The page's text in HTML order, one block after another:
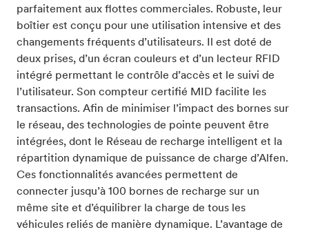
parfaitement aux flottes commerciales. Robuste, leur
boîtier est conçu pour une utilisation intensive et des
changements fréquents d’utilisateurs. Il est doté de
deux prises, d’un écran couleurs et d’un lecteur RFID
intégré permettant le contrôle d’accès et le suivi de
l’utilisateur. Son compteur certifié MID facilite les
transactions. Afin de minimiser l’impact des bornes sur
le réseau, des technologies de pointe peuvent être
intégrées, dont le Réseau de recharge intelligent et la
répartition dynamique de puissance de charge d’Alfen.
Ces fonctionnalités avancées permettent de
connecter jusqu’à 100 bornes de recharge sur un
même site et d’équilibrer la charge de tous les
véhicules reliés de manière dynamique. L’avantage de